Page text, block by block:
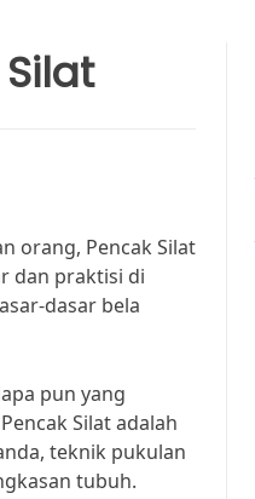
orang, Pencak Silat
dan praktisi di
dasar bela
pun yang
Silat adalah
teknik pukulan
tubuh.